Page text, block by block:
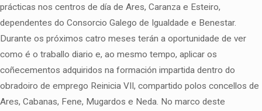
prácticas nos centros de día de Ares, Caranza e Esteiro,
dependentes do Consorcio Galego de Igualdade e Benestar.
Durante os próximos catro meses terán a oportunidade de ver
como é o traballo diario e, ao mesmo tempo, aplicar os
coñecementos adquiridos na formación impartida dentro do
obradoiro de emprego Reinicia VII, compartido polos concellos de
Ares, Cabanas, Fene, Mugardos e Neda. No marco deste